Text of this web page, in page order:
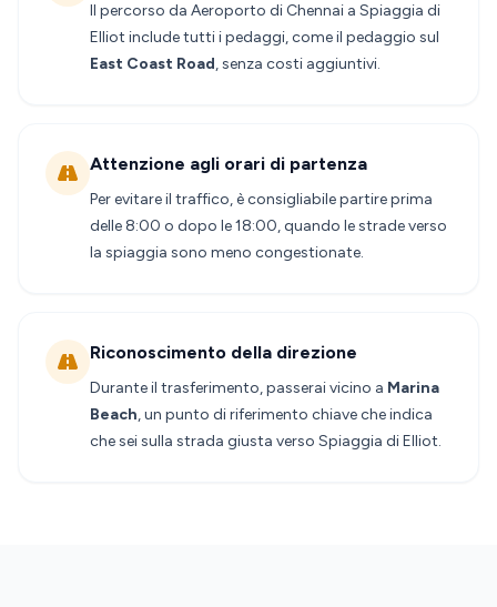
Il percorso da Aeroporto di Chennai a Spiaggia di
Elliot include tutti i pedaggi, come il pedaggio sul
East Coast Road, senza costi aggiuntivi.
Attenzione agli orari di partenza
Per evitare il traffico, è consigliabile partire prima
delle 8:00 o dopo le 18:00, quando le strade verso
la spiaggia sono meno congestionate.
Riconoscimento della direzione
Durante il trasferimento, passerai vicino a Marina
Beach, un punto di riferimento chiave che indica
che sei sulla strada giusta verso Spiaggia di Elliot.